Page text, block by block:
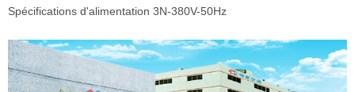
Spécifications d'alimentation 3N-380V-50Hz